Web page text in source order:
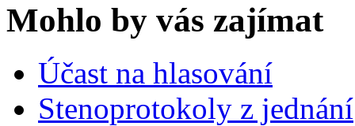
Mohlo by vás zajímat
Účast na hlasování
Stenoprotokoly z jednání